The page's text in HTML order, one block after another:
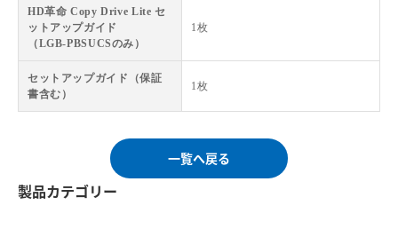
HD革命 Copy Drive Lite セ
ットアップガイド
（LGB-PBSUCSのみ）
1枚
セットアップガイド（保証
書含む）
1枚
一覧へ戻る
製品カテゴリー